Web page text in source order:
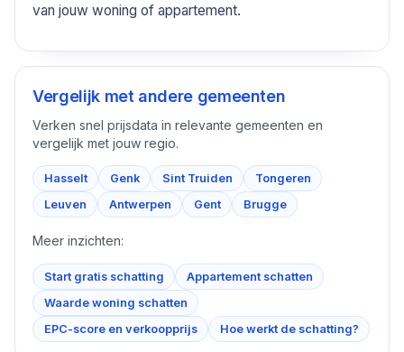
van jouw woning of appartement.
Vergelijk met andere gemeenten
Verken snel prijsdata in relevante gemeenten en
vergelijk met jouw regio.
Hasselt Genk Sint Truiden
Tongeren
Leuven
Antwerpen Gent Brugge
Meer inzichten:
Start gratis schatting
Appartement schatten
Waarde woning schatten
EPC-score en verkoopprijs
Hoe werkt de schatting?